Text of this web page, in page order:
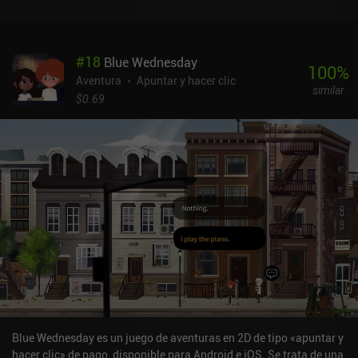
completado en un cuaderno, proporciona un mapa completo de
todas las ubicaciones e incluso contiene un detallado recorrido
que podemos utilizar si nos atascamos. The Ghost Town es un
todos los juegos del desarrollador, este es el que más me gusta. En
parte por la temática inspirada en el Salvaje Oeste, y en parte
porque los accesorios son fáciles de entender, lo que hace que sea
inmediatamente obvio para qué podemos usarlos.
#18 Blue Wednesday
Aventura
Apuntar y hacer clic
$0.69
100%
similar
Blue Wednesday es un juego de aventuras en 2D de tipo «apuntar y
hacer clic» de pago, disponible para Android e iOS. Se trata de una